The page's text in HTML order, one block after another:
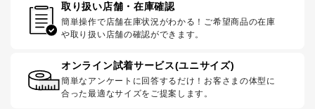
取り扱い店舗・在庫確認
簡単操作で店舗在庫状況がわかる！ご希望商品の在庫
や取り扱い店舗の確認ができます。
オンライン試着サービス(ユニサイズ)
簡単なアンケートに回答するだけ！お客さまの体型に
合った最適なサイズをご提案します。